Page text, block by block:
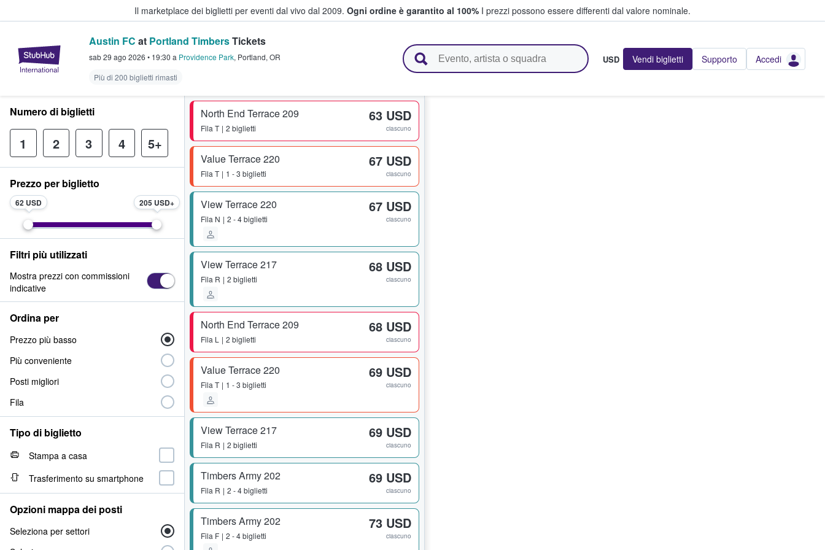
Il marketplace dei biglietti per eventi dal vivo dal 2009. Ogni ordine è garantito al 100% I prezzi possono essere differenti dal valore nominale.
StubHub - Dove i fan comprano e vendono biglietti
Austin FC at Portland TimbersTickets
sab 29 ago 2026 • 19:30 a Providence Park, Portland, OR
Più di 200 biglietti rimasti
USD Vendi biglietti Supporto Accedi
North End Terrace 209
Fila T 2 biglietti
63 USD
ciascuno
Value Terrace 220
Fila T 1 - 3 biglietti
67 USD
ciascuno
View Terrace 220
Fila N 2 - 4 biglietti
67 USD
ciascuno
View Terrace 217
Fila R 2 biglietti
68 USD
ciascuno
North End Terrace 209
Fila L 2 biglietti
68 USD
ciascuno
Value Terrace 220
Fila T 1 - 3 biglietti
69 USD
ciascuno
View Terrace 217
Fila R 2 biglietti
69 USD
ciascuno
Timbers Army 202
Fila R 2 - 4 biglietti
69 USD
ciascuno
Timbers Army 202
Fila F 2 - 4 biglietti
73 USD
ciascuno
Numero di biglietti
1 2 3 4 5+
Prezzo per biglietto
62 USD 205 USD
Filtri più utilizzati
Mostra prezzi con commissioni
indicative
Ordina per
Prezzo più basso
Più conveniente
Posti migliori
Fila
Tipo di biglietto
Stampa a casa
Trasferimento su smartphone
Opzioni mappa dei posti
Seleziona per settori